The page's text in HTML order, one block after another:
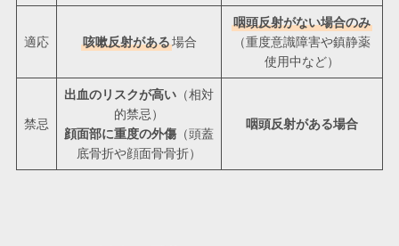
適応 咳嗽反射がある場合
咽頭反射がない場合のみ
（重度意識障害や鎮静薬
使用中など）
禁忌
出血のリスクが高い（相対
的禁忌）
顔面部に重度の外傷（頭蓋
底骨折や顔面骨骨折）
咽頭反射がある場合